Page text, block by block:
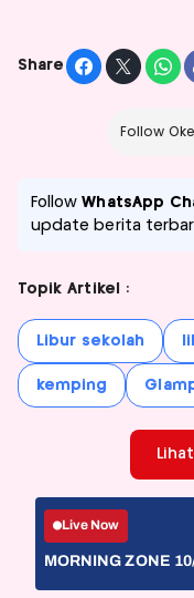
Share
Follow
FollowWhatsApp
update berita
Topik Artikel :
Libur sekolah
kemping
Live Now
MORNING ZONE